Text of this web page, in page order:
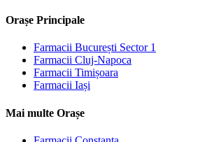
Orașe Principale
Farmacii București Sector 1
Farmacii Cluj-Napoca
Farmacii Timișoara
Farmacii Iași
Mai multe Orașe